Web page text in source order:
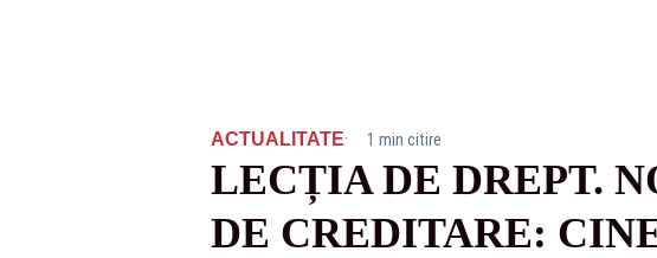
ACTUALITATE· 1 min citire
LECȚIA DE DREPT.
DE CREDITARE: